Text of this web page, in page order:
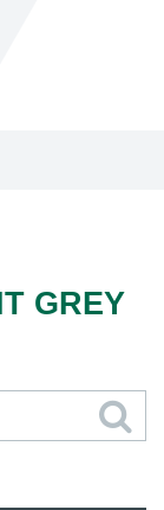
GREY